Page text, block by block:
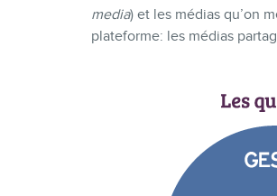
media) et les médias qu’on
plateforme: les médias